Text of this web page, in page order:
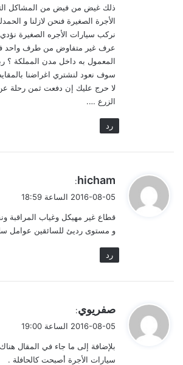
ذلك غيض من فيض من المشاكل
الأجرة الصغيرة فنحن لازلنا و
نركب سيارات الأجره الصغيرة
عرف غير متفاوض من طرف واحد
المعمول به داخل مدن المملكة ؟
سوف نعود لنشتري اغراضنا
لا حرج عليك إن دفعت ثمن رحلة
الزرع ….
رد
ي
ل
hicham
:
2016-08-05 الساعة 18:59
قطاع غير مهيكل وغياب المراقبة
و مستوى رديئ للسائقين عوامل
رد
ي
ل
صفريوي:
2016-08-05 الساعة 19:00
بلإضافة إلى ما جاء في المقال
سيارات الأجرة أصبحت كالحافلة .